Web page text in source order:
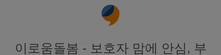
이로움돌봄 - 보호자 맘에 안심, 부